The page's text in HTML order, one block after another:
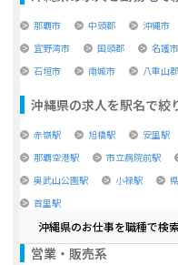
那覇市 中頭郡 沖縄市
宜野湾市
国頭郡 名護市
石垣市
南城市 八重山郡
沖縄県の求人を駅名で絞
赤嶺駅 旭橋駅 安里駅
那覇空港駅
市立病院前駅
奥武山公園駅
小禄駅
首里駅
沖縄県のお仕事を職種で検
営業・販売系